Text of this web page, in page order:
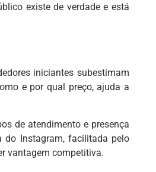
existe de verdade e está
iniciantes subestimam
e por qual preço, ajuda a
de atendimento e presença
do Instagram, facilitada pelo
vantagem competitiva.